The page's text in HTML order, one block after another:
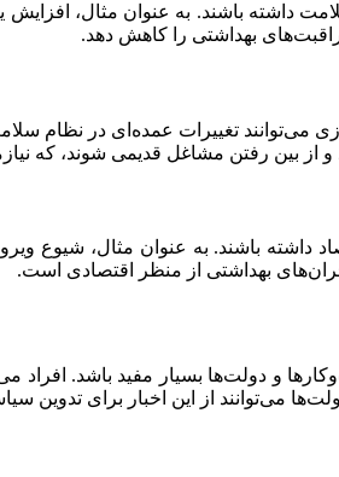
داشته باشند. به عنوان مثال،
بهداشتی را کاهش دهد.
تغییرات عمده‌ای در نظام سلامت
از بین رفتن مشاغل قدیمی شوند، که
بهداشتی از منظر اقتصادی است.
و دولت‌ها بسیار مفید باشد. افراد
می‌توانند از این اخبار برای تدوین